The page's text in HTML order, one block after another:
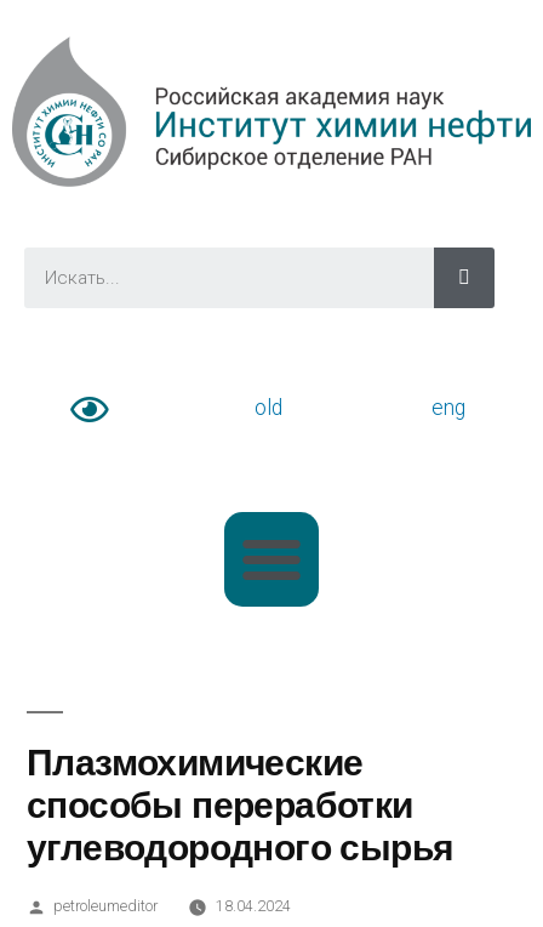
old eng
Плазмохимические
способы переработки
углеводородного сырья
petroleumeditor 18.04.2024